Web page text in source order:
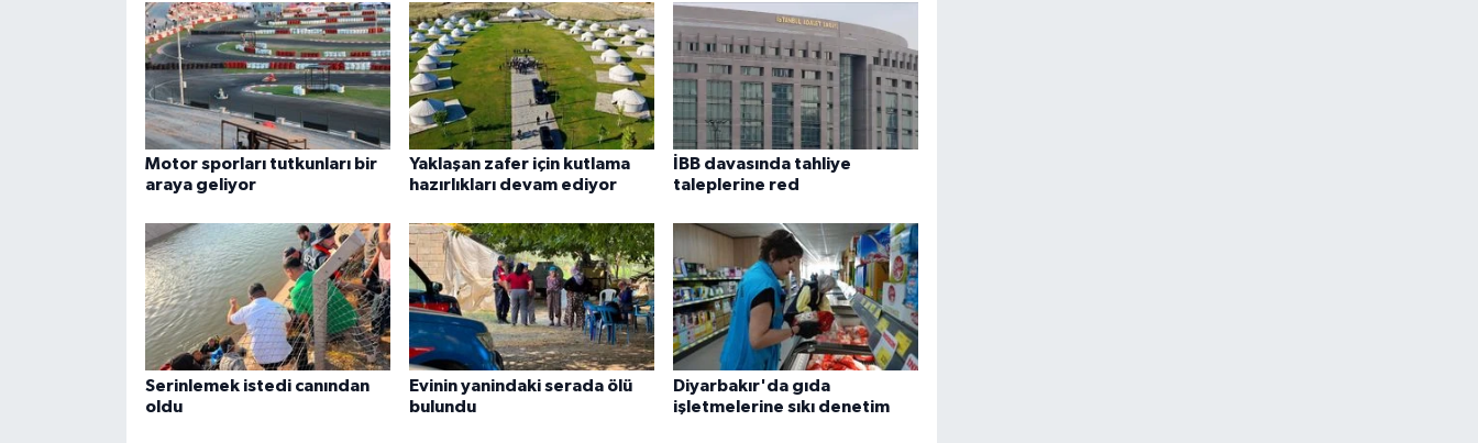
Motor sporları tutkunları bir
araya geliyor
Yaklaşan zafer için kutlama
hazırlıkları devam ediyor
İBB davasında tahliye
taleplerine red
Serinlemek istedi canından
oldu
Evinin yanindaki serada ölü
bulundu
Diyarbakır'da gıda
işletmelerine sıkı denetim